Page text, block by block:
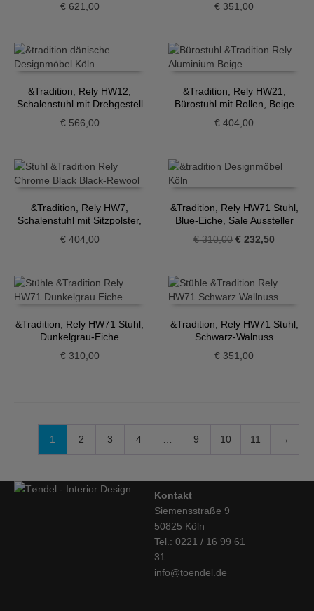
€621,00 € 351,00
&Tradition, Rely HW12,
Schalenstuhl mit Drehgestell
€566,00
&Tradition, Rely HW21,
Bürostuhl mit Rollen, Beige
€ 404,00
&Tradition, Rely HW7,
Schalenstuhl mit Sitzpolster,
€404,00
&Tradition, Rely HW71 Stuhl,
Blue-Eiche, Sale Aussteller
€310,00 Ursprünglicher
€ 310,00
€ 232,50
€
&Tradition, Rely HW71 Stuhl,
Dunkelgrau-Eiche
€310,00
&Tradition, Rely HW71 Stuhl,
Schwarz-Walnuss
€ 351,00
1 2 3 4 9 10 11 →
Kontakt
Siemensstraße 9
50825 Köln
Tel.: 0221 / 16 99 61
31
info@toendel.de